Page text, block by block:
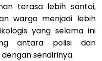
terasa lebih santai,
warga menjadi lebih
yang selama ini
antara polisi dan
sendirinya.